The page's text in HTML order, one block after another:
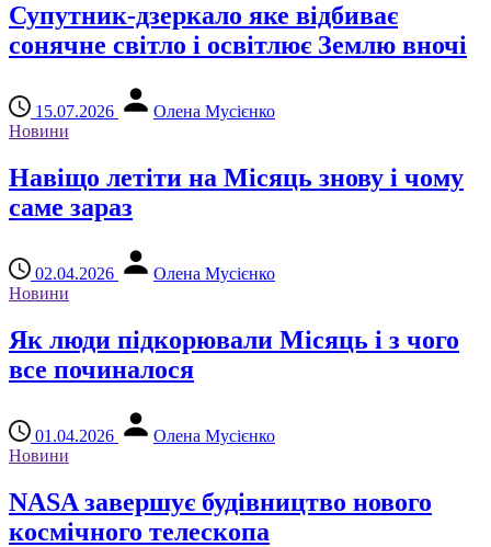
Супутник-дзеркало яке відбиває
сонячне світло і освітлює Землю вночі
15.07.2026
Олена Мусієнко
Новини
Навіщо летіти на Місяць знову і чому
саме зараз
02.04.2026
Олена Мусієнко
Новини
Як люди підкорювали Місяць і з чого
все починалося
01.04.2026
Олена Мусієнко
Новини
NASA завершує будівництво нового
космічного телескопа